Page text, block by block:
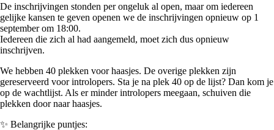
De inschrijvingen stonden per ongeluk al open, maar om iedereen
gelijke kansen te geven openen we de inschrijvingen opnieuw op 1
september om 18:00.
Iedereen die zich al had aangemeld, moet zich dus opnieuw
inschrijven.
We hebben 40 plekken voor haasjes. De overige plekken zijn
gereserveerd voor introlopers. Sta je na plek 40 op de lijst? Dan kom je
op de wachtlijst. Als er minder introlopers meegaan, schuiven die
plekken door naar haasjes.
✨ Belangrijke puntjes: